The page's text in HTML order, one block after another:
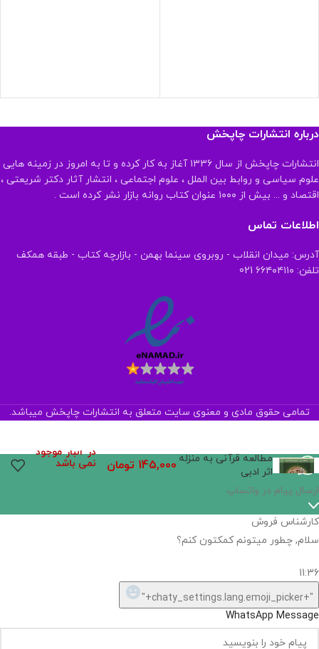
درباره انتشارات چاپخش
انتشارات چاپخش از سال ۱۳۳۶ آغاز به کار کرده و تا به امروز در زمینه هایی
علوم سیاسی و روابط بین الملل ، علوم اجتماعی ، انتشار آثار دکتر شریعتی ،
اقتصاد و ... بیش از ۱۰۰۰ عنوان کتاب روانه بازار نشر کرده است .
اطلاعات تماس
آدرس: میدان انقلاب - روبروی سینما بهمن - بازارچه کتاب - طبقه همکف
تلفن: ۶۶۴۰۴۱۱۰ 021
تمامی حقوق مادی و معنوی سایت متعلق به انتشارات چاپخش میباشد.
مطالعه قرآنی به منزله
اثر ادبی
145,000 تومان
در انبار موجود
نمی باشد
ارسال پیام در واتساپ
کارشناس فروش
سلام, چطور میتونم کمکتون کنم؟
11:36
"+chaty_settings.lang.emoji_picker+"
WhatsApp Message